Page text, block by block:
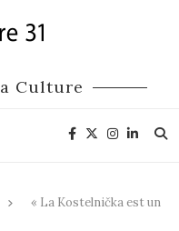
Culture
« La Kostelnička est un